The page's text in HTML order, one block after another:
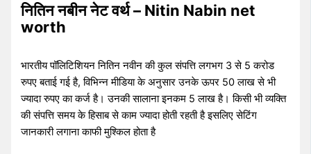
नितिन नबीन नेट वर्थ – Nitin Nabin net
worth
भारतीय पॉलिटिशियन नितिन नवीन की कुल संपत्ति लगभग 3 से 5 करोड
रुपए बताई गई है, विभिन्न मीडिया के अनुसार उनके ऊपर 50 लाख से भी
ज्यादा रुपए का कर्ज है। उनकी सालाना इनकम 5 लाख है। किसी भी व्यक्ति
की संपत्ति समय के हिसाब से काम ज्यादा होती रहती है इसलिए सेटिंग
जानकारी लगाना काफी मुश्किल होता है